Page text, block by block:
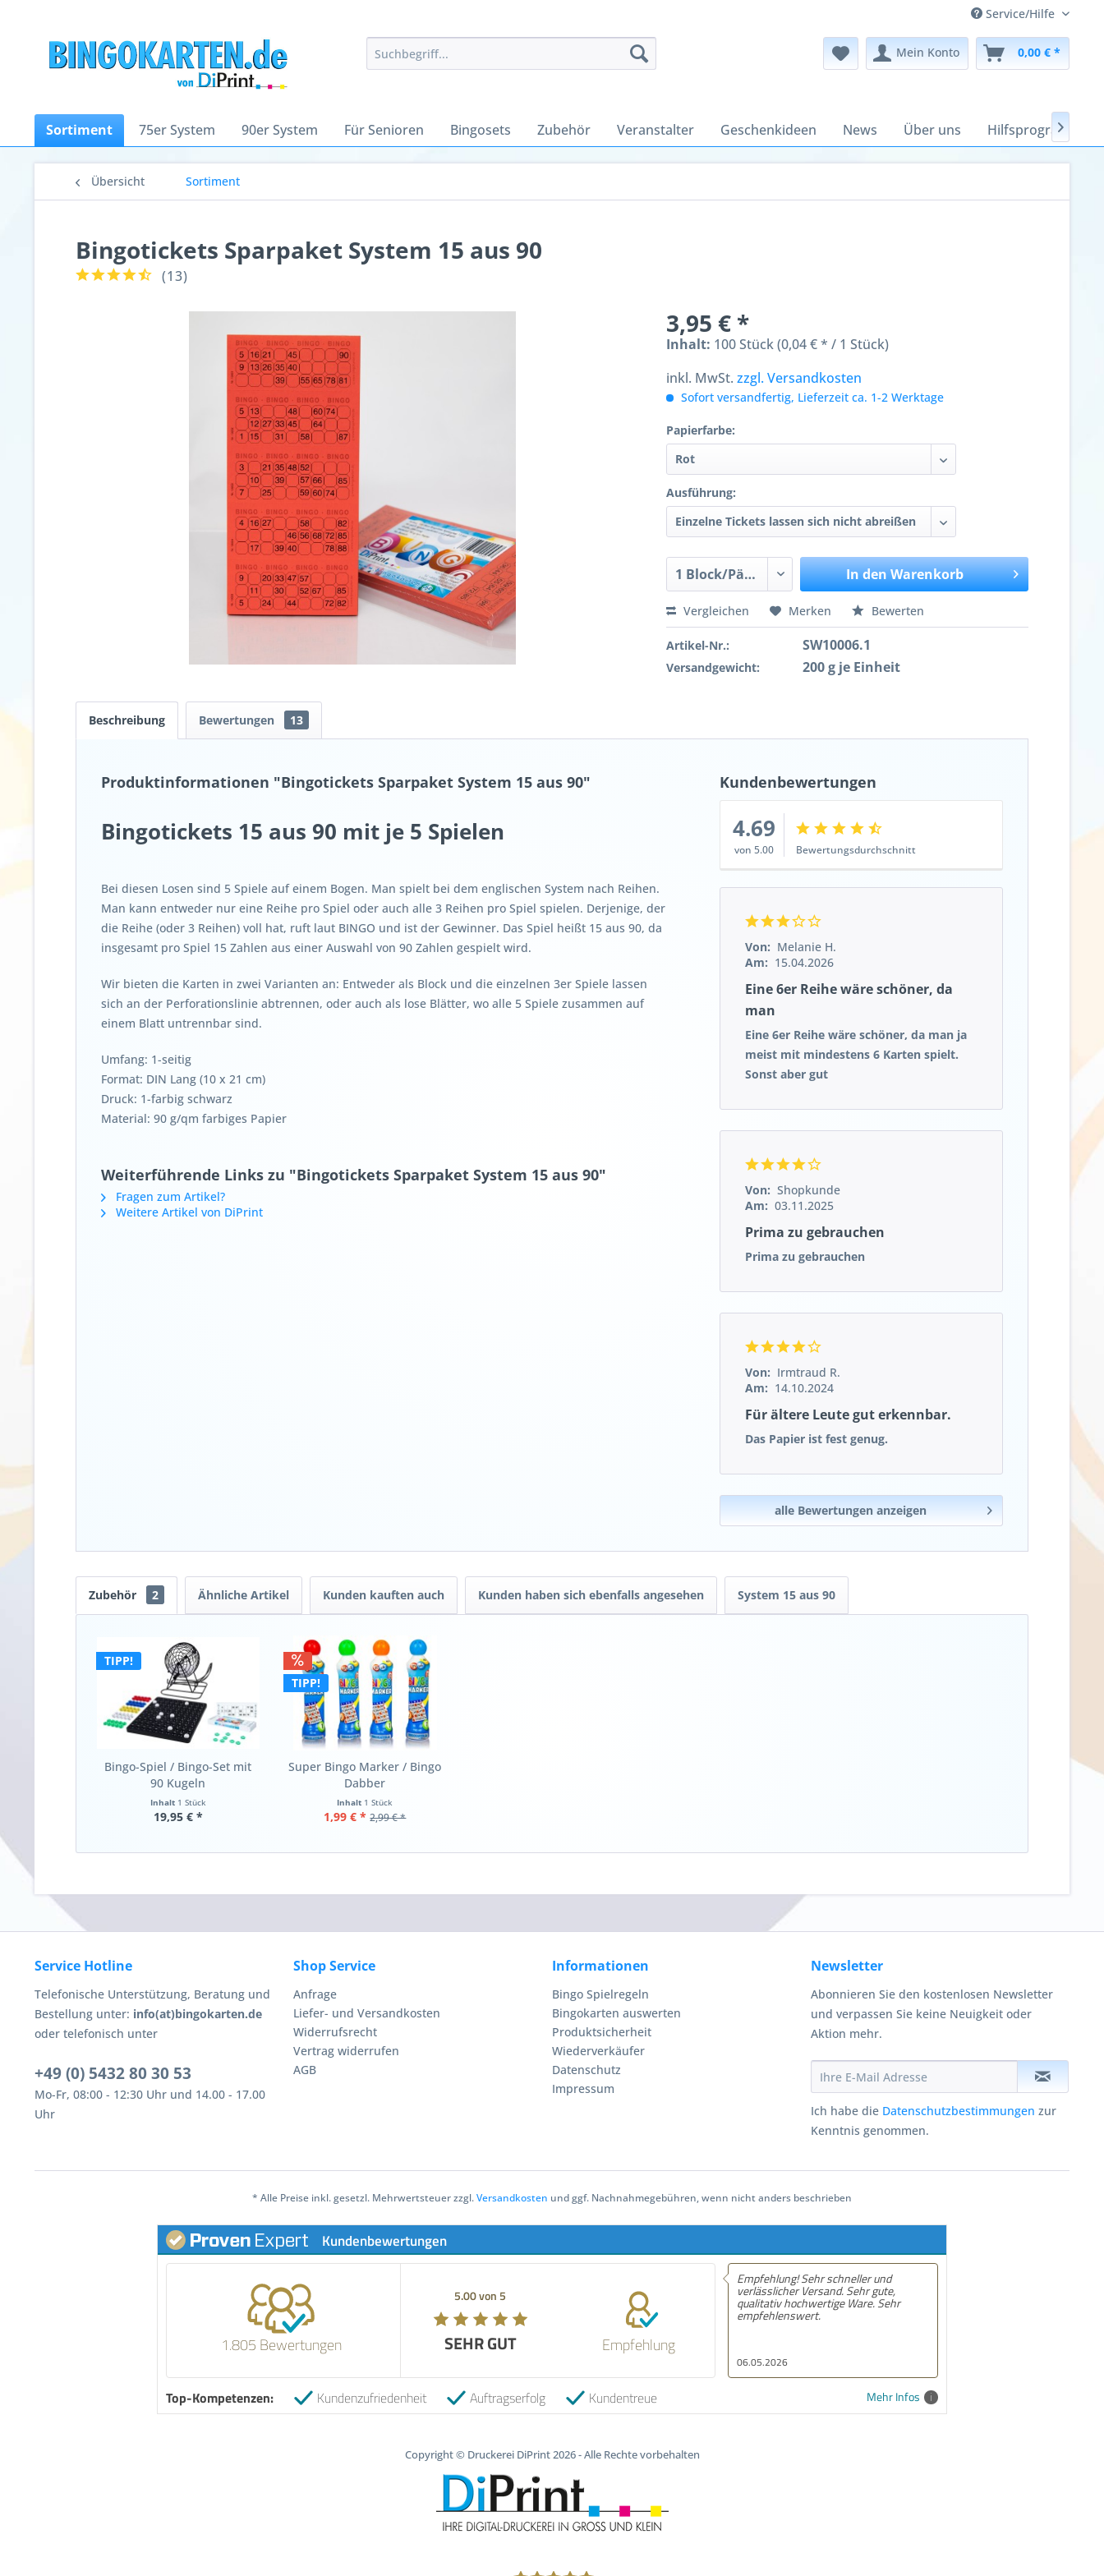
Service/Hilfe
Mein Konto 0,00 € *
Sortiment 75er System 90er System Für Senioren Bingosets Zubehör Veranstalter Geschenkideen News Über uns Hilfsprogramme

Übersicht Sortiment
Bingotickets Sparpaket System 15 aus 90
(13)
3,95 € *
Inhalt: 100 Stück (0,04 € * / 1 Stück)
inkl. MwSt.zzgl. Versandkosten
Sofort versandfertig, Lieferzeit ca. 1-2 Werktage
Papierfarbe:
Ausführung:
In denWarenkorb
Vergleichen Merken Bewerten
Artikel-Nr.: SW10006.1
Versandgewicht: 200 g je Einheit
Beschreibung Bewertungen 13
Produktinformationen "Bingotickets Sparpaket System 15 aus 90"
Bingotickets 15 aus 90 mit je 5 Spielen
Bei diesen Losen sind 5 Spiele auf einem Bogen. Man spielt bei dem englischen System nach Reihen.
Man kann entweder nur eine Reihe pro Spiel oder auch alle 3 Reihen pro Spiel spielen. Derjenige, der
die Reihe (oder 3 Reihen) voll hat, ruft laut BINGO und ist der Gewinner. Das Spiel heißt 15 aus 90, da
insgesamt pro Spiel 15 Zahlen aus einer Auswahl von 90 Zahlen gespielt wird.
Wir bieten die Karten in zwei Varianten an: Entweder als Block und die einzelnen 3er Spiele lassen
sich an der Perforationslinie abtrennen, oder auch als lose Blätter, wo alle 5 Spiele zusammen auf
einem Blatt untrennbar sind.
Umfang: 1-seitig
Format: DIN Lang (10 x 21 cm)
Druck: 1-farbig schwarz
Material: 90 g/qm farbiges Papier
Weiterführende Links zu "Bingotickets Sparpaket System 15 aus 90"
Fragen zum Artikel?
Weitere Artikel von DiPrint
Kundenbewertungen
4.69
von 5.00 Bewertungsdurchschnitt
Von: Melanie H.
Am: 15.04.2026
Eine 6er Reihe wäre schöner, da
man
Eine 6er Reihe wäre schöner, da man ja
meist mit mindestens 6 Karten spielt.
Sonst aber gut
Von: Shopkunde
Am: 03.11.2025
Prima zu gebrauchen
Prima zu gebrauchen
Von: Irmtraud R.
Am: 14.10.2024
Für ältere Leute gut erkennbar.
Das Papier ist fest genug.
alle Bewertungen anzeigen
Zubehör 2 Ähnliche Artikel Kunden kauften auch Kunden haben sich ebenfalls angesehen System 15 aus 90
TIPP!
Bingo-Spiel / Bingo-Set mit
90 Kugeln
Inhalt 1 Stück
19,95 € *
TIPP!
Super Bingo Marker / Bingo
Dabber
Inhalt 1 Stück
1,99 € * 2,99 € *
Service Hotline
Telefonische Unterstützung, Beratung und
Bestellung unter: info(at)bingokarten.de
oder telefonisch unter
+49 (0) 5432 80 30 53
Mo-Fr, 08:00 - 12:30 Uhr und 14.00 - 17.00
Uhr
Shop Service
Anfrage
Liefer- und Versandkosten
Widerrufsrecht
Vertrag widerrufen
AGB
Informationen
Bingo Spielregeln
Bingokarten auswerten
Produktsicherheit
Wiederverkäufer
Datenschutz
Impressum
Newsletter
Abonnieren Sie den kostenlosen Newsletter
und verpassen Sie keine Neuigkeit oder
Aktion mehr.
Ich habe die Datenschutzbestimmungen zur
Kenntnis genommen.
* Alle Preise inkl. gesetzl. Mehrwertsteuer zzgl.Versandkosten und ggf. Nachnahmegebühren, wenn nicht anders beschrieben
Kundenbewertungen
1.805 Bewertungen
5.00 von 5
SEHR GUT SEHR GUTEmpfehlung
06.05.2026
Empfehlung! Sehr schneller und
verlässlicher Versand. Sehr gute,
qualitativ hochwertige Ware. Sehr
empfehlenswert.
Mehr Infos
Top-Kompetenzen: Kundenzufriedenheit Auftragserfolg Kundentreue
Copyright © Druckerei DiPrint 2026 - Alle Rechte vorbehalten